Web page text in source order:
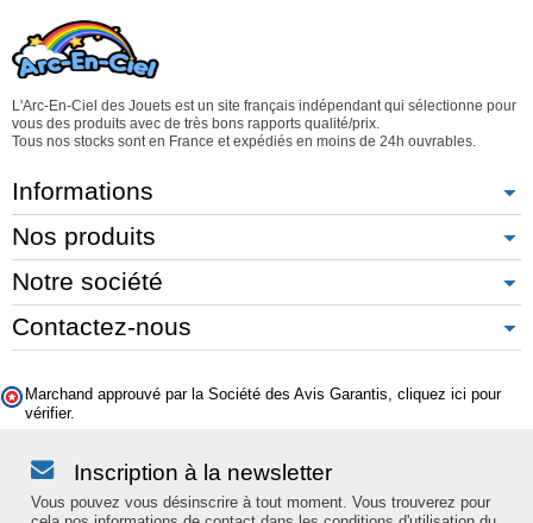
L'Arc-En-Ciel des Jouets est un site français indépendant qui sélectionne pour
vous des produits avec de très bons rapports qualité/prix.
Tous nos stocks sont en France et expédiés en moins de 24h ouvrables.
Informations
Nos produits
Notre société
Contactez-nous
Marchand approuvé par la Société des Avis Garantis, cliquez ici pour
vérifier.
Inscription à la newsletter
Vous pouvez vous désinscrire à tout moment. Vous trouverez pour